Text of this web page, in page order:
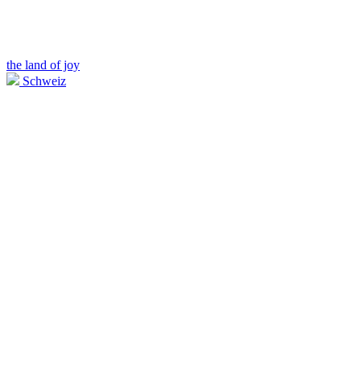
the land of joy
Schweiz